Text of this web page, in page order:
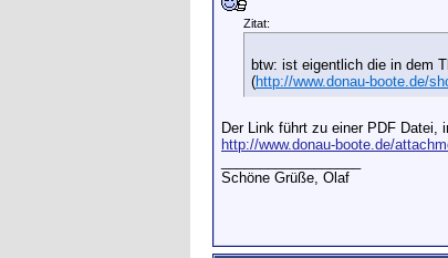
Zitat:
btw: ist eigentlich die in dem
(http://www.donau-boote.de/
Der Link führt zu einer PDF Datei,
http://www.donau-boote.de/
Schöne Grüße, Olaf